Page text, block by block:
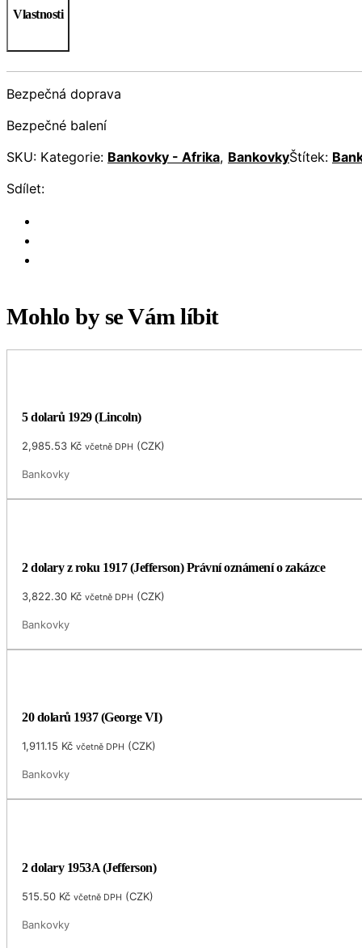
Vlastnosti
Bezpečná doprava
Bezpečné balení
SKU: Kategorie: Bankovky - Afrika, BankovkyŠtítek:
Sdílet:
Mohlo by se Vám líbit
5 dolarů 1929 (Lincoln)
2,985.53 Kč včetně DPH (CZK)
Bankovky
2 dolary z roku 1917 (Jefferson) Právní oznámení o zakázce
3,822.30 Kč včetně DPH (CZK)
Bankovky
20 dolarů 1937 (George VI)
1,911.15 Kč včetně DPH (CZK)
Bankovky
2 dolary 1953A (Jefferson)
515.50 Kč včetně DPH (CZK)
Bankovky